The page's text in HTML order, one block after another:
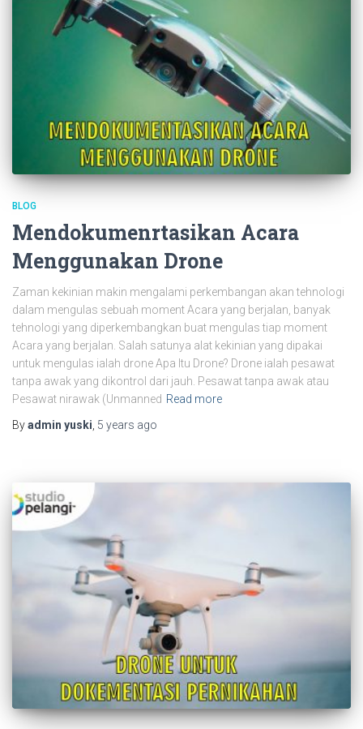
BLOG
Mendokumenrtasikan Acara
Menggunakan Drone
Zaman kekinian makin mengalami perkembangan akan tehnologi
dalam mengulas sebuah moment Acara yang berjalan, banyak
tehnologi yang diperkembangkan buat mengulas tiap moment
Acara yang berjalan. Salah satunya alat kekinian yang dipakai
untuk mengulas ialah drone Apa Itu Drone? Drone ialah pesawat
tanpa awak yang dikontrol dari jauh. Pesawat tanpa awak atau
Pesawat nirawak (Unmanned Read more
Byadmin yuski, 5 years ago